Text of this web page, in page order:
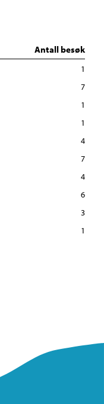
Antall besøk
1
7
1
1
4
7
4
6
3
1